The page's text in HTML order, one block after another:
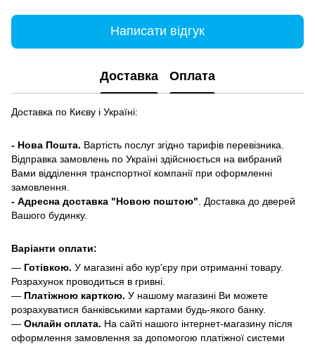
Написати відгук
Доставка Оплата
Доставка по Києву і Україні:
- Нова Пошта. Вартість послуг згідно тарифів перевізника.
Відправка замовлень по Україні здійснюється на вибраний
Вами відділення транспортної компанії при оформленні
замовлення.
- Адресна доставка "Новою поштою" . Доставка до дверей
Вашого будинку.
Варіанти оплати:
— Готівкою. У магазині або кур'єру при отриманні товару.
Розрахунок проводиться в гривні.
— Платіжною карткою. У нашому магазині Ви можете
розрахуватися банківськими картами будь-якого банку.
— Онлайн оплата. На сайті нашого інтернет-магазину після
оформлення замовлення за допомогою платіжної системи